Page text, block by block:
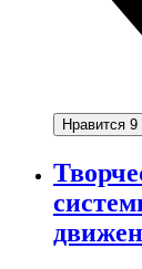
Нравится 9